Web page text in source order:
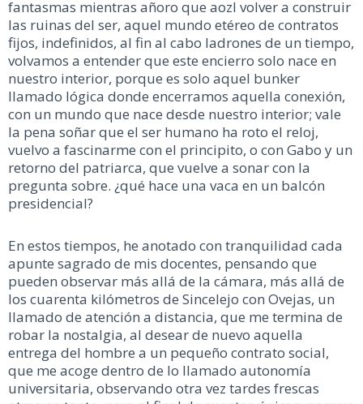
fantasmas mientras añoro que aozl volver a construir
las ruinas del ser, aquel mundo etéreo de contratos
fijos, indefinidos, al fin al cabo ladrones de un tiempo,
volvamos a entender que este encierro solo nace en
nuestro interior, porque es solo aquel bunker
llamado lógica donde encerramos aquella conexión,
con un mundo que nace desde nuestro interior; vale
la pena soñar que el ser humano ha roto el reloj,
vuelvo a fascinarme con el principito, o con Gabo y un
retorno del patriarca, que vuelve a sonar con la
pregunta sobre. ¿qué hace una vaca en un balcón
presidencial?
En estos tiempos, he anotado con tranquilidad cada
apunte sagrado de mis docentes, pensando que
pueden observar más allá de la cámara, más allá de
los cuarenta kilómetros de Sincelejo con Ovejas, un
llamado de atención a distancia, que me termina de
robar la nostalgia, al desear de nuevo aquella
entrega del hombre a un pequeño contrato social,
que me acoge dentro de lo llamado autonomía
universitaria, observando otra vez tardes frescas